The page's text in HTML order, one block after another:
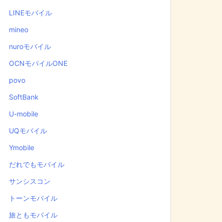
LINEモバイル
mineo
nuroモバイル
OCNモバイルONE
povo
SoftBank
U-mobile
UQモバイル
Ymobile
だれでもモバイル
サンシスコン
トーンモバイル
旅ともモバイル